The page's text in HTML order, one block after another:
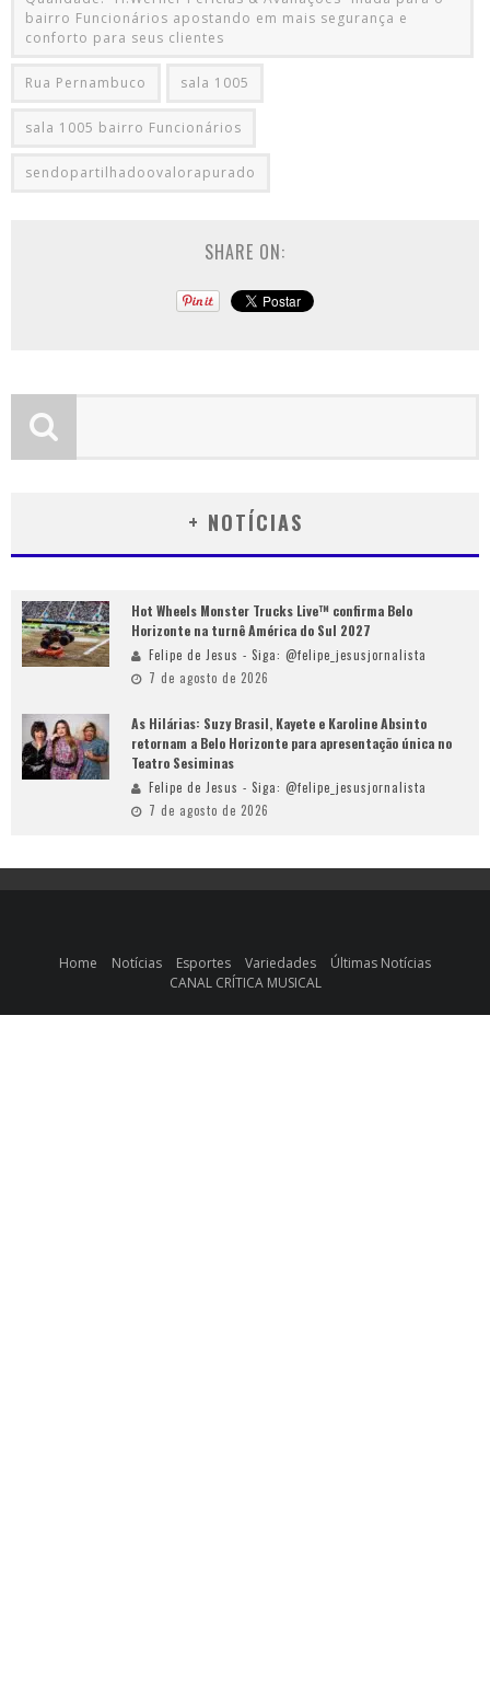
bairro Funcionários apostando em mais segurança e
conforto para seus clientes
Rua Pernambuco sala 1005
sala 1005 bairro Funcionários
sendopartilhadoovalorapurado
SHARE ON:
+ NOTÍCIAS
Hot Wheels Monster Trucks Live™ confirma Belo
Horizonte na turnê América do Sul 2027
Felipe de Jesus - Siga: @felipe_jesusjornalista
7 de agosto de 2026
As Hilárias: Suzy Brasil, Kayete e Karoline Absinto
retornam a Belo Horizonte para apresentação única no
Teatro Sesiminas
Felipe de Jesus - Siga: @felipe_jesusjornalista
7 de agosto de 2026
Home Notícias Esportes Variedades
Últimas Notícias
CANAL CRÍTICA MUSICAL